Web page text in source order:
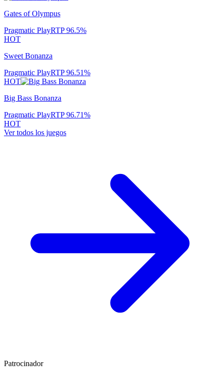
Gates of Olympus
Pragmatic PlayRTP96.5%
HOT
Sweet Bonanza
Pragmatic PlayRTP96.51%
HOT
Big Bass Bonanza
Pragmatic PlayRTP96.71%
HOT
Ver todos los juegos
Patrocinador